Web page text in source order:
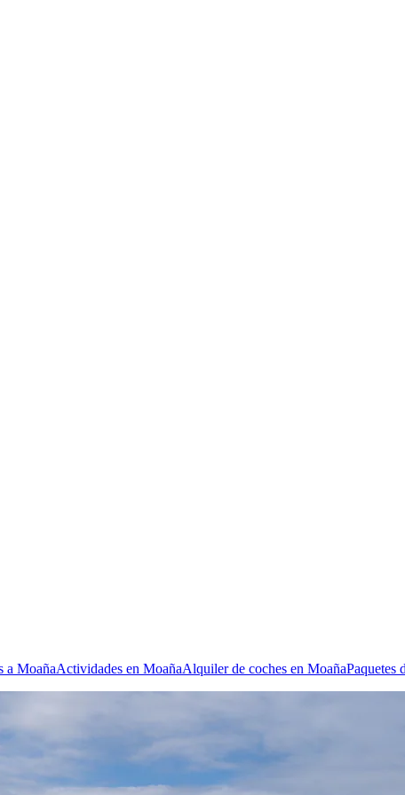
a MoañaActividades en MoañaAlquiler de coches en MoañaPaquetes